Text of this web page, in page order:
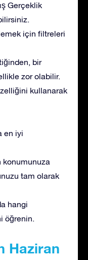
Gerçeklik
için filtreleri
bir
zor olabilir.
kullanarak
en iyi
konumunuza
tam olarak
hangi
öğrenin.
Haziran